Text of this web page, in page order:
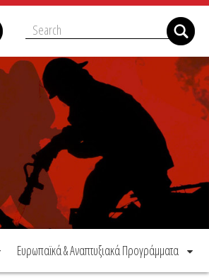
Ευρωπαϊκά & Αναπτυξιακά Προγράμματα